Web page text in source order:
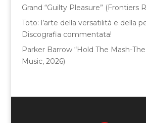
Grand “Guilty Pleasure” (Frontiers
Toto: l’arte della versatilità e della
Discografia commentata!
Parker Barrow “Hold The Mash-
Music, 2026)